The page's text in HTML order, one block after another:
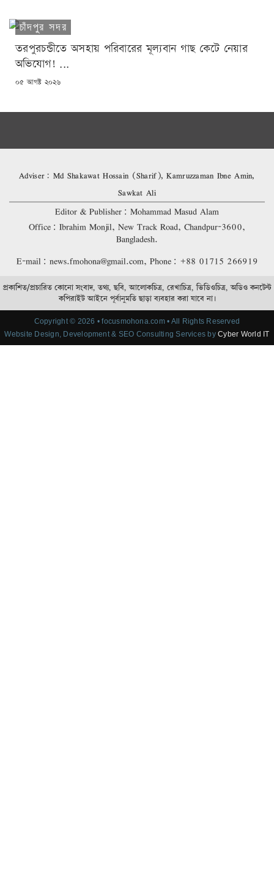
চাঁদপুর সদর
তরপুরচন্ডীতে অসহায় পরিবারের মূল্যবান গাছ কেটে নেয়ার
অভিযোগ! ...
POSTED
০৫ আগষ্ট ২০২৬
Adviser: Md Shakawat Hossain (Sharif), Kamruzzaman Ibne Amin,
Sawkat Ali
Editor & Publisher: Mohammad Masud Alam
Office: Ibrahim Monjil, New Track Road, Chandpur-3600,
Bangladesh.
E-mail: news.fmohona@gmail.com, Phone: +88 01715 266919
প্রকাশিত/প্রচারিত কোনো সংবাদ, তথ্য, ছবি, আলোকচিত্র, রেখাচিত্র, ভিডিওচিত্র, অডিও কনটেন্ট
কপিরাইট আইনে পূর্বানুমতি ছাড়া ব্যবহার করা যাবে না।
Copyright © 2026 • focusmohona.com • All Rights Reserved
Website Design, Development & SEO Consulting Services byCyber World IT